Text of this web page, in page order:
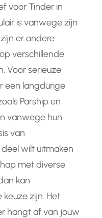
voor Tinder in
is vanwege zijn
er andere
verschillende
Voor serieuze
een langdurige
Parship en
vanwege hun
van
wilt uitmaken
met diverse
kan
zijn. Het
hangt af van jouw